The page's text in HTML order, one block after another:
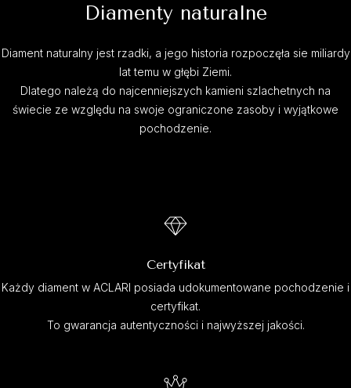
Diamenty naturalne
Diament naturalny jest rzadki, a jego historia rozpoczęła sie miliardy
lat temu w głębi Ziemi.
Dlatego należą do najcenniejszych kamieni szlachetnych na
świecie ze względu na swoje ograniczone zasoby i wyjątkowe
pochodzenie.
Certyfikat
Każdy diament w ACLARI posiada udokumentowane pochodzenie i
certyfikat.
To gwarancja autentyczności i najwyższej jakości.